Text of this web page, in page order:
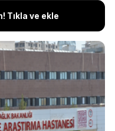
Tıkla ve ekle